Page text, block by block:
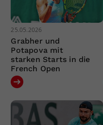
25.05.2026
Grabher und
Potapova mit
starken Starts in die
French Open